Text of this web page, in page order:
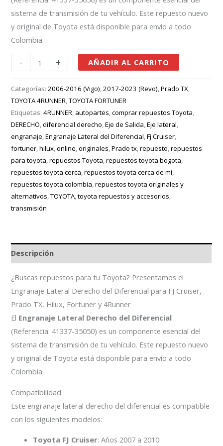
sistema de transmisión de tu vehículo. Este repuesto nuevo
y original de Toyota está disponible para envío a todo
Colombia.
- + AÑADIR AL CARRITO
Categorías:2006-2016 (Vigo) ,2017-2023 (Revo) ,Prado TX
TOYOTA 4RUNNER ,TOYOTA FORTUNER
Etiquetas:4RUNNER autopartes ,comprar repuestos Toyota
DERECHO ,diferencial derecho ,Eje de Salida ,Eje lateral
engranaje ,Engranaje Lateral del Diferencial ,Fj Cruiser
fortuner ,hilux ,online ,originales ,Prado tx ,repuesto ,repuestos
para toyota ,repuestos Toyota ,repuestos toyota bogota
repuestos toyota cerca ,repuestos toyota cerca de mi
repuestos toyota colombia ,repuestos toyota originales y
alternativos ,TOYOTA ,toyota repuestos y accesorios
transmisión
Descripción
¿Buscas repuestos para tu Toyota? Presentamos el
Engranaje Lateral Derecho del Diferencial para FJ Cruiser,
Prado TX, Hilux, Fortuner y 4Runner
El Engranaje Lateral Derecho del Diferencial
(Referencia: 41337-35050) es un componente esencial del
sistema de transmisión de tu vehículo. Este repuesto nuevo
y original de Toyota está disponible para envío a todo
Colombia.
Compatibilidad
Este engranaje lateral derecho del diferencial es compatible
con los siguientes modelos:
Toyota FJ Cruiser: Años 2007 a 2010.